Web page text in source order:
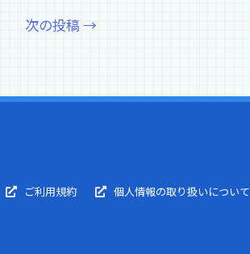
次の投稿→
ご利用規約 個人情報の取り扱いについて​